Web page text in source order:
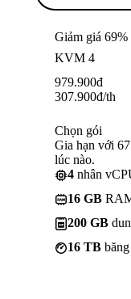
Giảm giá 69%
KVM 4
979.900đ
307.900đ/th
Chọn gói
Gia hạn với
lúc nào.
4 nhân
16 GB
200 GB
16 TB